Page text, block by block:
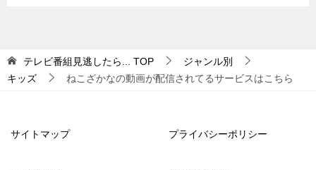
テレビ番組見逃したら... TOP
ジャンル別
キッズ
ねこざかなの動画が配信されてるサービスはこちら
サイトマップ プライバシーポリシー